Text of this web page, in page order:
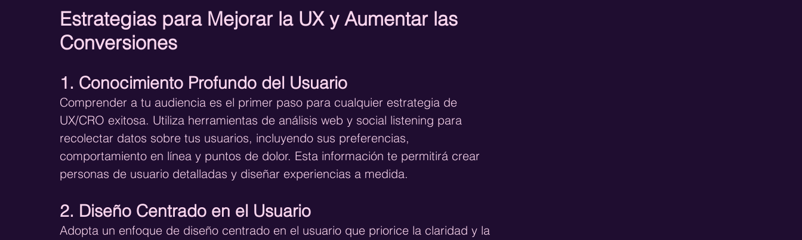
Estrategias para Mejorar la UX y Aumentar las
Conversiones
1. Conocimiento Profundo del Usuario
Comprender a tu audiencia es el primer paso para cualquier estrategia de
UX/CRO exitosa. Utiliza herramientas de análisis web y social listening para
recolectar datos sobre tus usuarios, incluyendo sus preferencias,
comportamiento en línea y puntos de dolor. Esta información te permitirá crear
personas de usuario detalladas y diseñar experiencias a medida.
2. Diseño Centrado en el Usuario
Adopta un enfoque de diseño centrado en el usuario que priorice la claridad y la